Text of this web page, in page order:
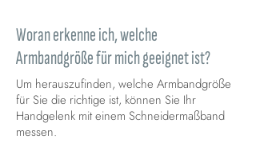
Woran erkenne ich, welche
Armbandgröße für mich geeignet ist?
Um herauszufinden, welche Armbandgröße
für Sie die richtige ist, können Sie Ihr
Handgelenk mit einem Schneidermaßband
messen.